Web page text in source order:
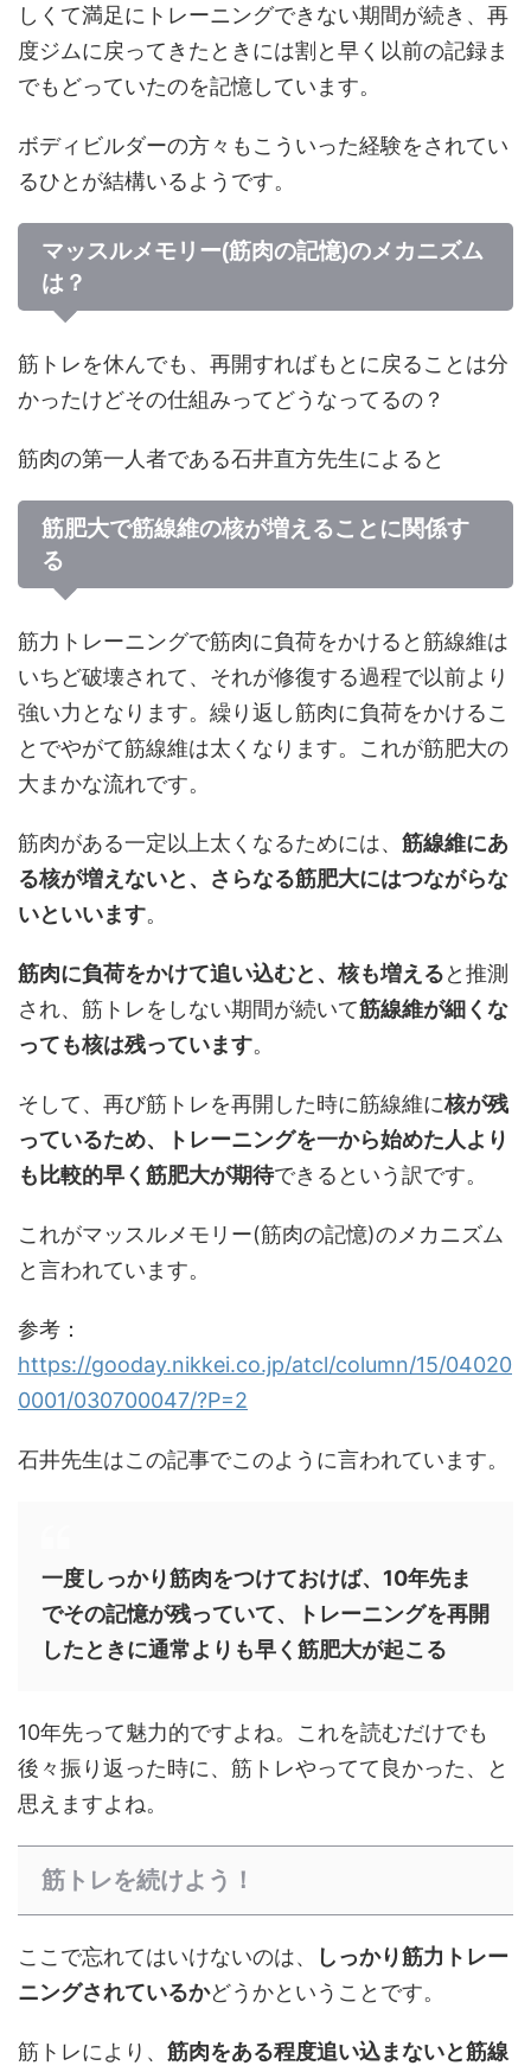
しくて満足にトレーニングできない期間が続き、再
度ジムに戻ってきたときには割と早く以前の記録ま
でもどっていたのを記憶しています。
ボディビルダーの方々もこういった経験をされてい
るひとが結構いるようです。
マッスルメモリー(筋肉の記憶)のメカニズム
は？
筋トレを休んでも、再開すればもとに戻ることは分
かったけどその仕組みってどうなってるの？
筋肉の第一人者である石井直方先生によると
筋肥大で筋線維の核が増えることに関係す
る
筋力トレーニングで筋肉に負荷をかけると筋線維は
いちど破壊されて、それが修復する過程で以前より
強い力となります。繰り返し筋肉に負荷をかけるこ
とでやがて筋線維は太くなります。これが筋肥大の
大まかな流れです。
筋肉がある一定以上太くなるためには、 筋線維にあ
る核が増えないと、さらなる筋肥大にはつながらな
いといいます。
筋肉に負荷をかけて追い込むと、核も増えると推測
され、筋トレをしない期間が続いて筋線維が細くな
っても核は残っています。
そして、再び筋トレを再開した時に筋線維に核が残
っているため、トレーニングを一から始めた人より
も比較的早く筋肥大が期待できるという訳です。
これがマッスルメモリー(筋肉の記憶)のメカニズム
と言われています。
参考：
https://gooday.nikkei.co.jp/atcl/column/15/04020
0001/030700047/?P=2
石井先生はこの記事でこのように言われています。
一度しっかり筋肉をつけておけば、10年先ま
でその記憶が残っていて、トレーニングを再開
したときに通常よりも早く筋肥大が起こる
10年先って魅力的ですよね。これを読むだけでも
後々振り返った時に、筋トレやってて良かった、と
思えますよね。
筋トレを続けよう！
ここで忘れてはいけないのは、
しっかり筋力トレー
ニングされているかどうかということです。
筋トレにより、 筋肉をある程度追い込まないと筋線